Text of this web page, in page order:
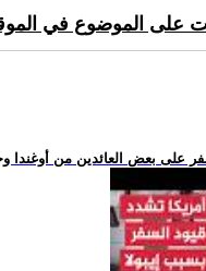
على الموضوع في
على بعض العائدين من أوغندا